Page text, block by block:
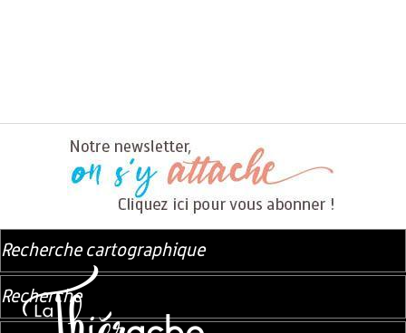
Recherche cartographique
Recherche